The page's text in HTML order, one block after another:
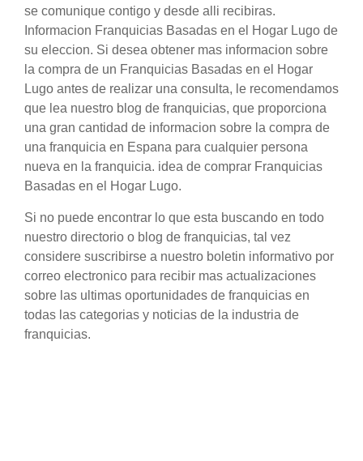
se comunique contigo y desde alli recibiras.
Informacion Franquicias Basadas en el Hogar Lugo de
su eleccion. Si desea obtener mas informacion sobre
la compra de un Franquicias Basadas en el Hogar
Lugo antes de realizar una consulta, le recomendamos
que lea nuestro blog de franquicias, que proporciona
una gran cantidad de informacion sobre la compra de
una franquicia en Espana para cualquier persona
nueva en la franquicia. idea de comprar Franquicias
Basadas en el Hogar Lugo.
Si no puede encontrar lo que esta buscando en todo
nuestro directorio o blog de franquicias, tal vez
considere suscribirse a nuestro boletin informativo por
correo electronico para recibir mas actualizaciones
sobre las ultimas oportunidades de franquicias en
todas las categorias y noticias de la industria de
franquicias.